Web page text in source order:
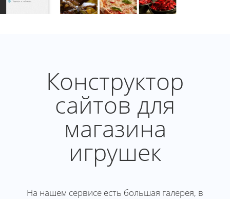
Конструктор
сайтов для
магазина
игрушек
На нашем сервисе есть большая галерея, в